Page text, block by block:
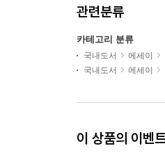
관련분류
카테고리 분류
국내도서 에세이
국내도서
에세이
이 상품의 이벤